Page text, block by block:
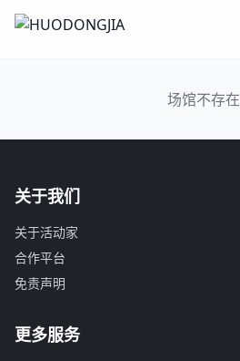
场馆不存在
关于我们
关于活动家
合作平台
免责声明
更多服务